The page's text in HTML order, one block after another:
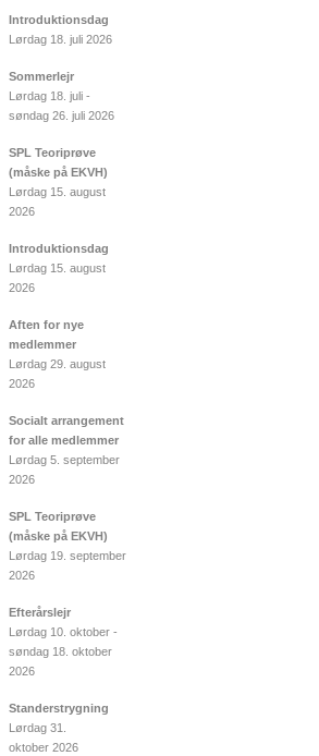
Introduktionsdag
Lørdag 18. juli 2026
Sommerlejr
Lørdag 18. juli -
søndag 26. juli 2026
SPL Teoriprøve
(måske på EKVH)
Lørdag 15. august
2026
Introduktionsdag
Lørdag 15. august
2026
Aften for nye
medlemmer
Lørdag 29. august
2026
Socialt arrangement
for alle medlemmer
Lørdag 5. september
2026
SPL Teoriprøve
(måske på EKVH)
Lørdag 19. september
2026
Efterårslejr
Lørdag 10. oktober -
søndag 18. oktober
2026
Standerstrygning
Lørdag 31.
oktober 2026